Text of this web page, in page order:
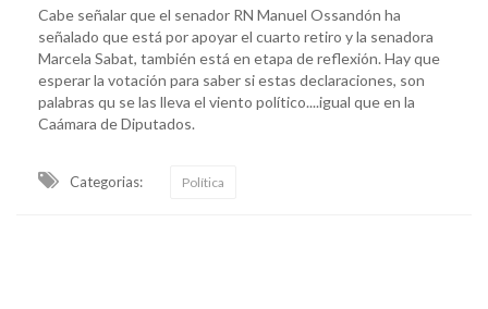
Cabe señalar que el senador RN Manuel Ossandón ha
señalado que está por apoyar el cuarto retiro y la senadora
Marcela Sabat, también está en etapa de reflexión. Hay que
esperar la votación para saber si estas declaraciones, son
palabras qu se las lleva el viento político....igual que en la
Caámara de Diputados.
Categorias: Política